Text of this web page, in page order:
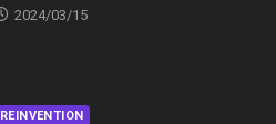
2024/03/15
REINVENTION